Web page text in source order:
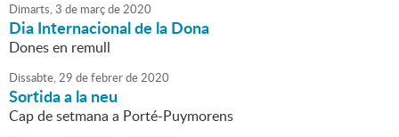
Dimarts,3 de marçde2020
Dia Internacional de la Dona
Dones en remull
Dissabte,29 defebrerde2020
Sortida a la neu
Cap de setmana a Porté-Puymorens